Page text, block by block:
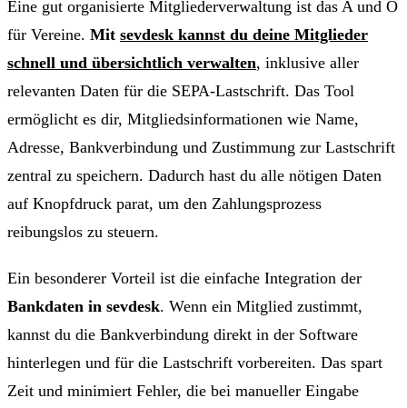
Eine gut organisierte Mitgliederverwaltung ist das A und O
für Vereine. Mit sevdesk kannst du deine Mitglieder
schnell und übersichtlich verwalten, inklusive aller
relevanten Daten für die SEPA-Lastschrift. Das Tool
ermöglicht es dir, Mitgliedsinformationen wie Name,
Adresse, Bankverbindung und Zustimmung zur Lastschrift
zentral zu speichern. Dadurch hast du alle nötigen Daten
auf Knopfdruck parat, um den Zahlungsprozess
reibungslos zu steuern.
Ein besonderer Vorteil ist die einfache Integration der
Bankdaten in sevdesk. Wenn ein Mitglied zustimmt,
kannst du die Bankverbindung direkt in der Software
hinterlegen und für die Lastschrift vorbereiten. Das spart
Zeit und minimiert Fehler, die bei manueller Eingabe